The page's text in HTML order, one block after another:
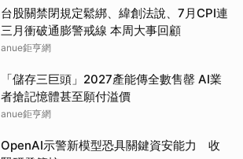
台股關禁閉規定鬆綁、緯創法說、7月CPI連
三月衝破通膨警戒線 本周大事回顧
anue鉅亨網
「儲存三巨頭」2027產能傳全數售罄 AI業
者搶記憶體甚至願付溢價
anue鉅亨網
OpenAI示警新模型恐具關鍵資安能力 收